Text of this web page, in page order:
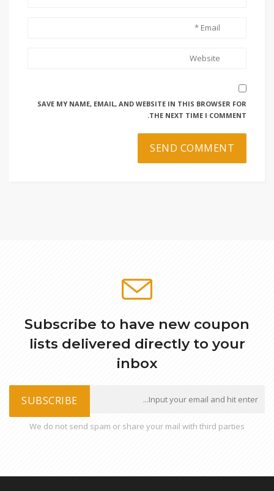
SAVE MY NAME, EMAIL, AND WEBSITE IN THIS BROWSER FOR
THE NEXT TIME I COMMENT.
Subscribe to have new coupon
lists delivered directly to your
inbox
SUBSCRIBE
We do not send spam or share your mail with third parties